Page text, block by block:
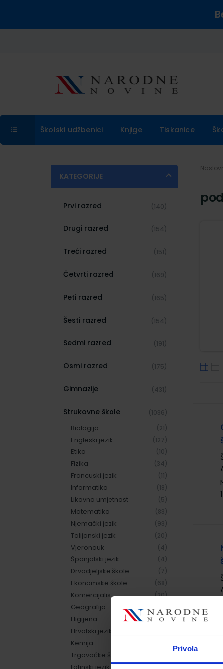
Privola
Školski udžbenici Knjige Tiskanice
KATEGORIJE
Prvi razred (140)
Drugi razred (154)
Treći razred (151)
Četvrti razred (169)
Peti razred (165)
Šesti razred (154)
Sedmi razred (191)
Osmi razred (175)
Gimnazije (431)
Strukovne škole (1036)
Biologija (21)
Engleski jezik (127)
Etika (10)
Fizika (34)
Francuski jezik (11)
Informatika (18)
Likovna umjetnost (5)
Matematika (83)
Njemački jezik (93)
Talijanski jezik (20)
Vjeronauk (4)
Španjolski jezik (4)
Drvodjeljske škole (7)
Ekonomske škole (68)
Komercijalist (20)
Geografija (10)
Higijena (3)
Hrvatski jezik
Kemija
Trgovačke škole
Latinski jezik (2)